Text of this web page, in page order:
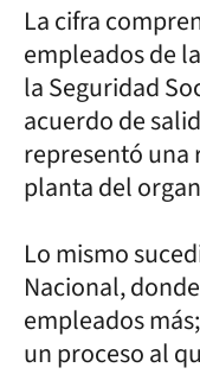
La cifra
empleados de
la Seguridad
acuerdo de
representó una
planta del
Lo mismo
Nacional,
empleados
un proceso al